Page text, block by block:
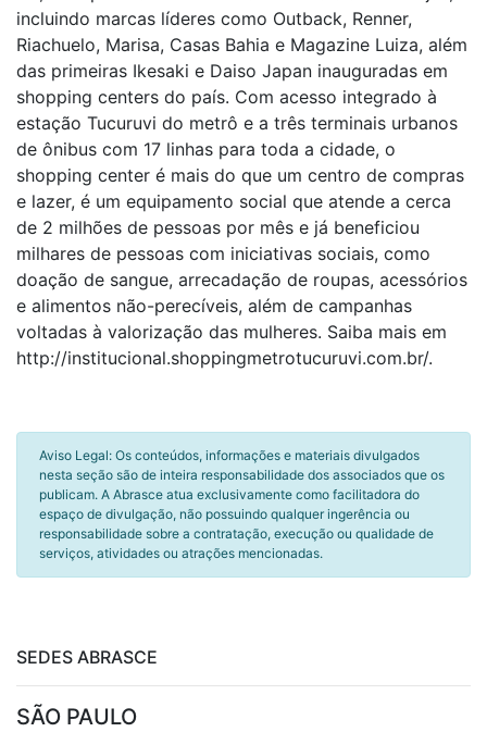
incluindo marcas líderes como Outback, Renner,
Riachuelo, Marisa, Casas Bahia e Magazine Luiza, além
das primeiras Ikesaki e Daiso Japan inauguradas em
shopping centers do país. Com acesso integrado à
estação Tucuruvi do metrô e a três terminais urbanos
de ônibus com 17 linhas para toda a cidade, o
shopping center é mais do que um centro de compras
e lazer, é um equipamento social que atende a cerca
de 2 milhões de pessoas por mês e já beneficiou
milhares de pessoas com iniciativas sociais, como
doação de sangue, arrecadação de roupas, acessórios
e alimentos não-perecíveis, além de campanhas
voltadas à valorização das mulheres. Saiba mais em
http://institucional.shoppingmetrotucuruvi.com.br/.
Aviso Legal: Os conteúdos, informações e materiais divulgados
nesta seção são de inteira responsabilidade dos associados que os
publicam. A Abrasce atua exclusivamente como facilitadora do
espaço de divulgação, não possuindo qualquer ingerência ou
responsabilidade sobre a contratação, execução ou qualidade de
serviços, atividades ou atrações mencionadas.
SEDES ABRASCE
SÃO PAULO